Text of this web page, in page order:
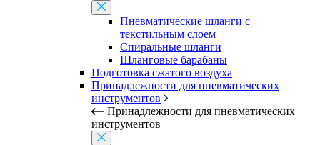
Пневматические шланги с
текстильным слоем
Спиральные шланги
Шланговые барабаны
Подготовка сжатого воздуха
Принадлежности для пневматических
инструментов
Принадлежности для пневматических
инструментов